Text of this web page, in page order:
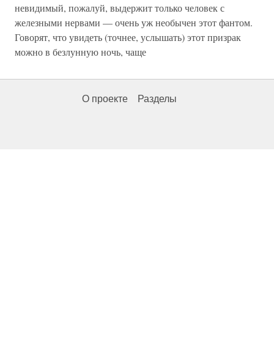
невидимый, пожалуй, выдержит только человек с
железными нервами — очень уж необычен этот фантом.
Говорят, что увидеть (точнее, услышать) этот призрак
можно в безлунную ночь, чаще
О проекте Разделы